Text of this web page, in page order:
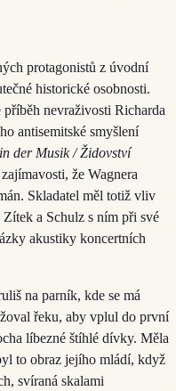
protagonistů z úvodní
historické osobnosti.
nevraživosti Richarda
antisemitské smyšlení
der Musik / Židovství
že Wagnera
Skladatel měl totiž vliv
a Schulz s ním při své
akustiky koncertních
na parník, kde se má
řeku, aby vplul do první
líbezné štíhlé dívky. Měla
to obraz jejího mládí, když
svíraná skalami